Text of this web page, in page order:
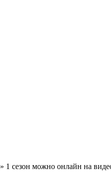
1 сезон можно онлайн на